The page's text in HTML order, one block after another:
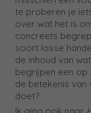
te proberen je
over wat het is
concreets
soort losse
de inhoud van
begrijpen een op
de betekenis
doet?